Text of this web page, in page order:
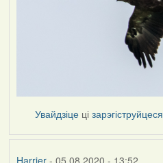
Увайдзіце цізарэгіструйцеся